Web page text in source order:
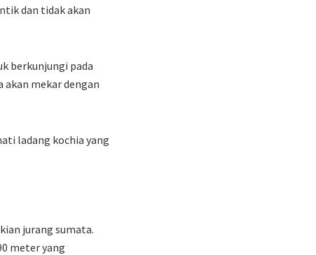
dan tidak akan
berkunjungi pada
akan mekar dengan
ladang kochia yang
jurang sumata.
meter yang